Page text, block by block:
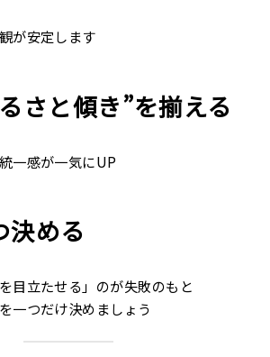
が安定します
さと傾き”を揃える
一感が一気にUP
決める
目立たせる」のが失敗のもと
一つだけ決めましょう